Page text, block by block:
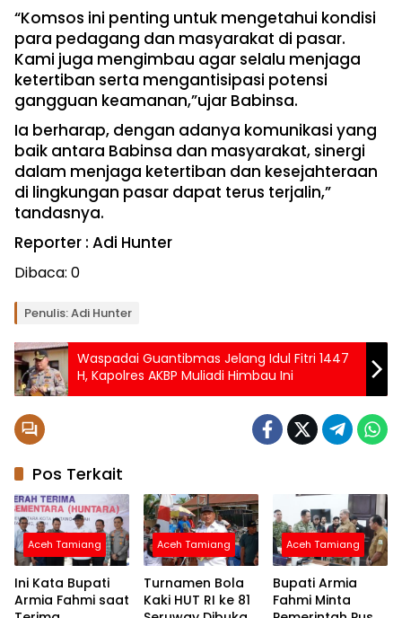
“Komsos ini penting untuk mengetahui kondisi
para pedagang dan masyarakat di pasar.
Kami juga mengimbau agar selalu menjaga
ketertiban serta mengantisipasi potensi
gangguan keamanan,”ujar Babinsa.
Ia berharap, dengan adanya komunikasi yang
baik antara Babinsa dan masyarakat, sinergi
dalam menjaga ketertiban dan kesejahteraan
di lingkungan pasar dapat terus terjalin,”
tandasnya.
Reporter : Adi Hunter
Dibaca: 0
Penulis: Adi Hunter
Waspadai Guantibmas Jelang Idul Fitri 1447
H, Kapolres AKBP Muliadi Himbau Ini
Pos Terkait
Aceh Tamiang
Ini Kata Bupati
Armia Fahmi saat
Aceh Tamiang
Turnamen Bola
Kaki HUT RI ke 81
Aceh Tamiang
Bupati Armia
Fahmi Minta